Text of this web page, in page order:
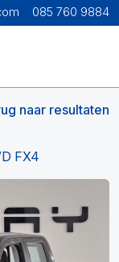
085 760 9884
naar resultaten
FX4